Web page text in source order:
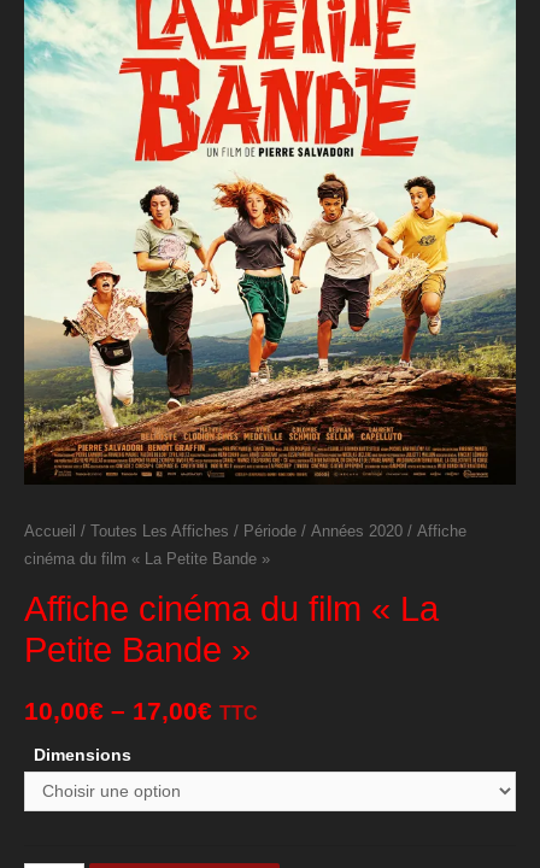
Accueil / Toutes Les Affiches / Période / Années 2020 / Affiche
cinéma du film « La Petite Bande »
Affiche cinéma du film « La
Petite Bande »
10,00€ – 17,00€ TTC
Dimensions